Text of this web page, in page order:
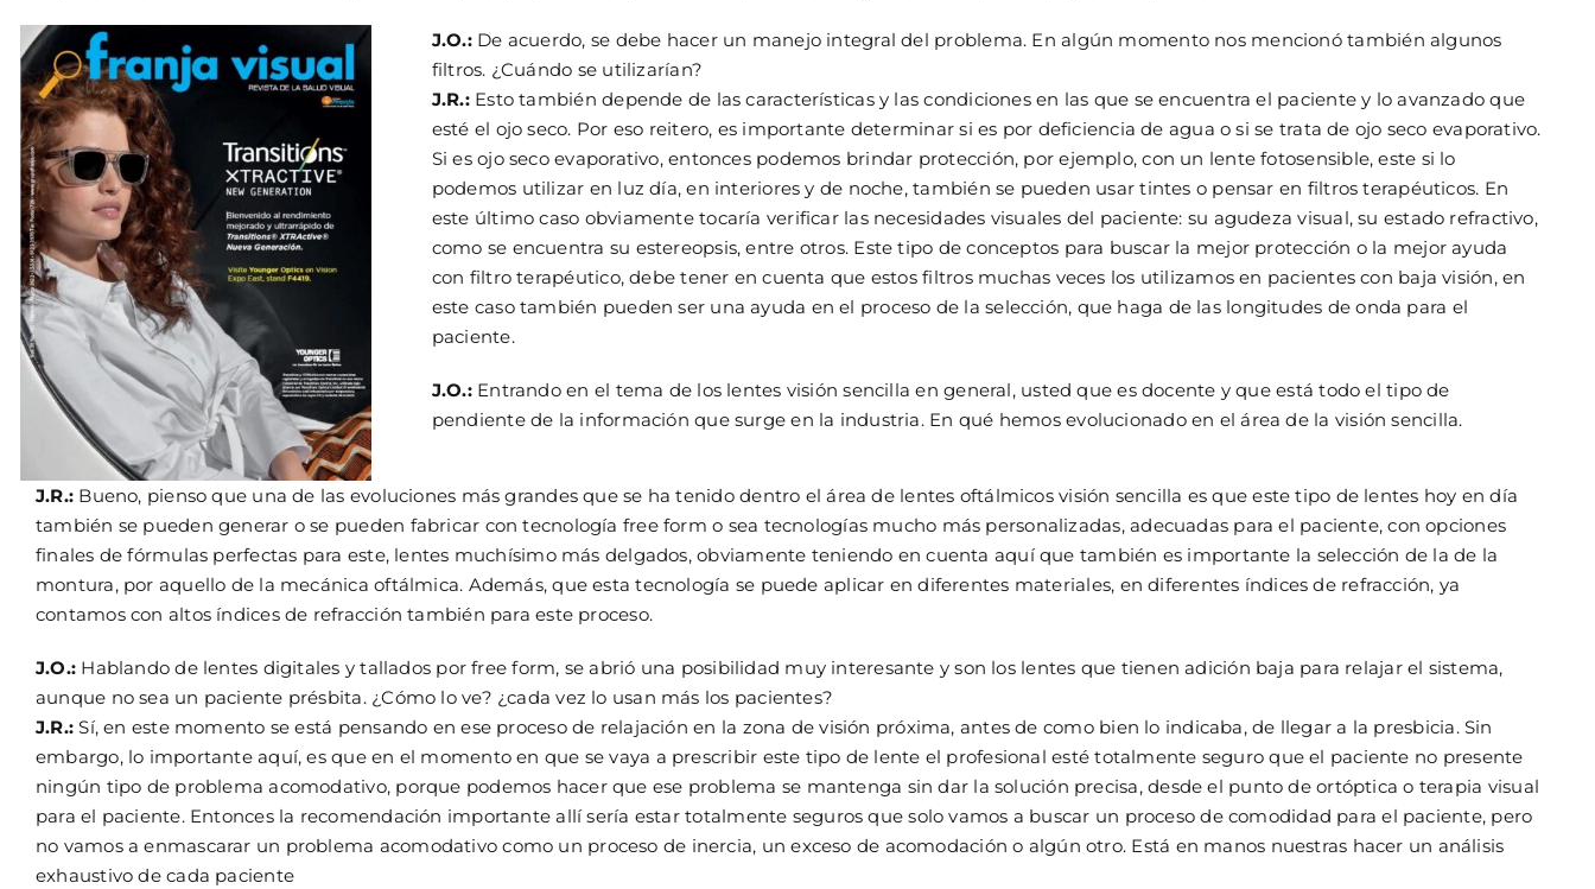
J.O.:De acuerdo, se debe hacer un manejo integral del problema. En algún momento nos mencionó también algunos
filtros. ¿Cuándo se utilizarían?
J.R.:Esto también depende de las características y las condiciones en las que se encuentra el paciente y lo avanzado que
esté el ojo seco. Por eso reitero, es importante determinar si es por deficiencia de agua o si se trata de ojo seco evaporativo.
Si es ojo seco evaporativo, entonces podemos brindar protección, por ejemplo, con un lente fotosensible, este si lo
podemos utilizar en luz día, en interiores y de noche, también se pueden usar tintes o pensar en filtros terapéuticos. En
este último caso obviamente tocaría verificar las necesidades visuales del paciente: su agudeza visual, su estado refractivo,
como se encuentra su estereopsis, entre otros. Este tipo de conceptos para buscar la mejor protección o la mejor ayuda
con filtro terapéutico, debe tener en cuenta que estos filtros muchas veces los utilizamos en pacientes con baja visión, en
este caso también pueden ser una ayuda en el proceso de la selección, que haga de las longitudes de onda para el
paciente.
J.O.: Entrando en el tema de los lentes visión sencilla en general, usted que es docente y que está todo el tipo de
pendiente de la información que surge en la industria. En qué hemos evolucionado en el área de la visión sencilla.
J.R.: Bueno, pienso que una de las evoluciones más grandes que se ha tenido dentro el área de lentes oftálmicos visión sencilla es que este tipo de lentes hoy en día
también se pueden generar o se pueden fabricar con tecnología free form o sea tecnologías mucho más personalizadas, adecuadas para el paciente, con opciones
finales de fórmulas perfectas para este, lentes muchísimo más delgados, obviamente teniendo en cuenta aquí que también es importante la selección de la de la
montura, por aquello de la mecánica oftálmica. Además, que esta tecnología se puede aplicar en diferentes materiales, en diferentes índices de refracción, ya
contamos con altos índices de refracción también para este proceso.
J.O.: Hablando de lentes digitales y tallados por free form, se abrió una posibilidad muy interesante y son los lentes que tienen adición baja para relajar el sistema,
aunque no sea un paciente présbita. ¿Cómo lo ve? ¿cada vez lo usan más los pacientes?
J.R.:Sí, en este momento se está pensando en ese proceso de relajación en la zona de visión próxima, antes de como bien lo indicaba, de llegar a la presbicia. Sin
embargo, lo importante aquí, es que en el momento en que se vaya a prescribir este tipo de lente el profesional esté totalmente seguro que el paciente no presente
ningún tipo de problema acomodativo, porque podemos hacer que ese problema se mantenga sin dar la solución precisa, desde el punto de ortóptica o terapia visual
para el paciente. Entonces la recomendación importante allí sería estar totalmente seguros que solo vamos a buscar un proceso de comodidad para el paciente, pero
no vamos a enmascarar un problema acomodativo como un proceso de inercia, un exceso de acomodación o algún otro. Está en manos nuestras hacer un análisis
exhaustivo de cada paciente